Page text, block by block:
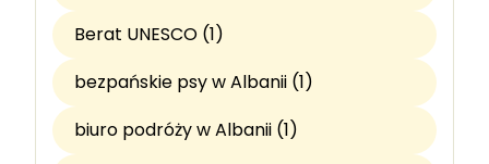
Berat UNESCO (1)
bezpańskie psy w Albanii (1)
biuro podróży w Albanii (1)